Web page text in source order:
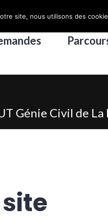
Génie Civil de La
site, nous utilisons des